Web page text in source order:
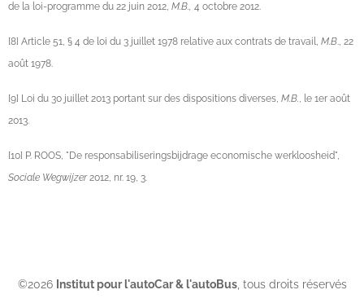
de la loi-programme du 22 juin 2012, M.B., 4 octobre 2012.
[8] Article 51, § 4 de loi du 3 juillet 1978 relative aux contrats de travail, M.B., 22
août 1978.
[9] Loi du 30 juillet 2013 portant sur des dispositions diverses, M.B., le 1er août
2013.
[10] P. ROOS, "De responsabiliseringsbijdrage economische werkloosheid",
Sociale Wegwijzer2012, nr. 19, 3.
©2026 Institut pour l'autoCar & l'autoBus, tous droits réservés